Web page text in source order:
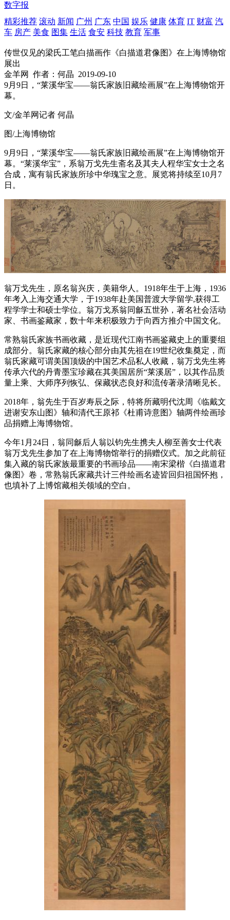
数字报
精彩推荐 滚动 新闻 广州 广东 中国 娱乐 健康 体育 IT 财富 汽
车 房产 美食 图集 生活 食安 科技 教育 军事
传世仅见的梁氏工笔白描画作《白描道君像图》在上海博物馆
展出
金羊网
作者：何晶 2019-09-10
9月9日，“莱溪华宝——翁氏家族旧藏绘画展”在上海博物馆开
幕。
文/金羊网记者 何晶
图/上海博物馆
9月9日，“莱溪华宝——翁氏家族旧藏绘画展”在上海博物馆开
幕。“莱溪华宝”，系翁万戈先生斋名及其夫人程华宝女士之名
合成，寓有翁氏家族所珍中华瑰宝之意。展览将持续至10月7
日。
翁万戈先生，原名翁兴庆，美籍华人。1918年生于上海，1936
年考入上海交通大学，于1938年赴美国普渡大学留学,获得工
程学学士和硕士学位。翁万戈系翁同龢五世孙，著名社会活动
家、书画鉴藏家，数十年来积极致力于向西方推介中国文化。
常熟翁氏家族书画收藏，是近现代江南书画鉴藏史上的重要组
成部分。翁氏家藏的核心部分由其先祖在19世纪收集奠定，而
翁氏家藏可谓美国顶级的中国艺术品私人收藏，翁万戈先生将
传承六代的丹青墨宝珍藏在其美国居所“莱溪居”，以其作品质
量上乘、大师序列恢弘、保藏状态良好和流传著录清晰见长。
2018年，翁先生于百岁寿辰之际，特将所藏明代沈周《临戴文
进谢安东山图》轴和清代王原祁《杜甫诗意图》轴两件绘画珍
品捐赠上海博物馆。
今年1月24日，翁同龢后人翁以钧先生携夫人柳至善女士代表
翁万戈先生参加了在上海博物馆举行的捐赠仪式。加之此前征
集入藏的翁氏家族最重要的书画珍品——南宋梁楷《白描道君
像图》卷，常熟翁氏家藏共计三件绘画名迹皆回归祖国怀抱，
也填补了上博馆藏相关领域的空白。